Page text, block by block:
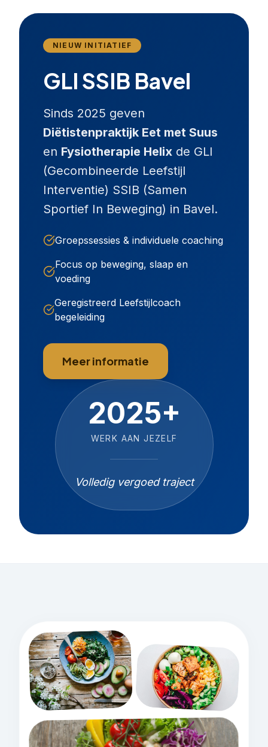
NIEUW INITIATIEF
GLI SSIB Bavel
Sinds 2025 geven
Diëtistenpraktijk Eet met Suus
en Fysiotherapie Helix de GLI
(Gecombineerde Leefstijl
Interventie) SSIB (Samen
Sportief In Beweging) in Bavel.
Groepssessies & individuele coaching
Focus op beweging, slaap en
voeding
Geregistreerd Leefstijlcoach
begeleiding
Meer informatie
2025+
WERK AAN JEZELF
Volledig vergoed traject